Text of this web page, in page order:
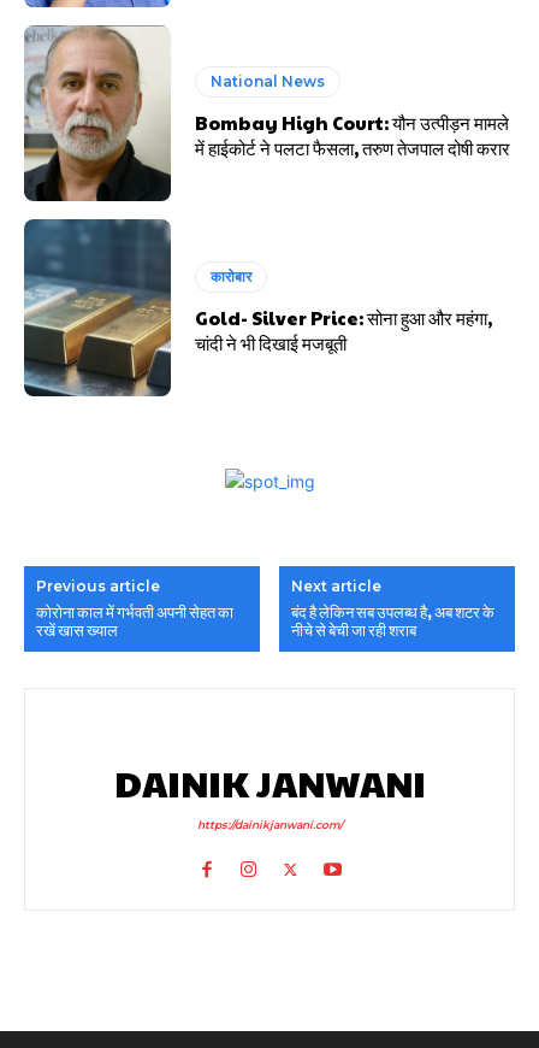
National News
Bombay High Court: यौन उत्पीड़न मामले
में हाईकोर्ट ने पलटा फैसला, तरुण तेजपाल दोषी करार
कारोबार
Gold- Silver Price: सोना हुआ और महंगा,
चांदी ने भी दिखाई मजबूती
Previous article
कोरोना काल में गर्भवती अपनी सेहत का
रखें खास ख्याल
Next article
बंद है लेकिन सब उपलब्ध है, अब शटर के
नीचे से बेची जा रही शराब
DAINIK JANWANI
https://dainikjanwani.com/